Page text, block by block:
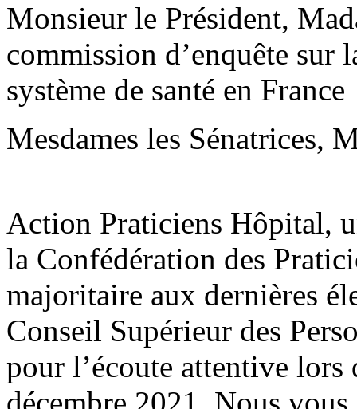
Monsieur le Président,
commission d’enquête sur
système de santé en France
Mesdames les Sénatrices,
Action Praticiens Hôpital,
la Confédération des
majoritaire aux dernières
Conseil Supérieur des
pour l’écoute attentive